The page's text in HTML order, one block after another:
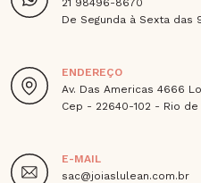
21 98496-8670
De Segunda à Sexta das
ENDEREÇO
Av. Das Americas 4666
Cep - 22640-102 - Rio
E-MAIL
sac@joiaslulean.com.br